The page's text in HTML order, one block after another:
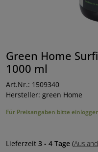
Green Home
1000 ml
Art.Nr.: 1509340
Hersteller: green Home
Für Preisangaben bitte
Lieferzeit 3 - 4 Tage (Ausland